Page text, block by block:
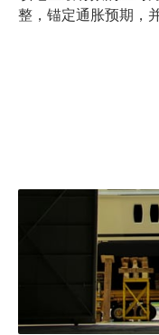
整，锚定通胀预期，